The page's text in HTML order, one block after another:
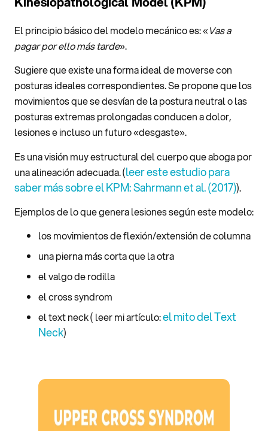
El principio básico del modelo mecánico es: «Vas a
pagar por ello más tarde».
Sugiere que existe una forma ideal de moverse con
posturas ideales correspondientes. Se propone que los
movimientos que se desvían de la postura neutral o las
posturas extremas prolongadas conducen a dolor,
lesiones e incluso un futuro «desgaste».
Es una visión muy estructural del cuerpo que aboga por
una alineación adecuada. (leer este estudio para
saber más sobre el KPM: Sahrmann et al. (2017)).
Ejemplos de lo que genera lesiones según este modelo:
los movimientos de flexión/extensión de columna
una pierna más corta que la otra
el valgo de rodilla
el cross syndrom
el text neck ( leer mi artículo:el mito del Text
Neck)